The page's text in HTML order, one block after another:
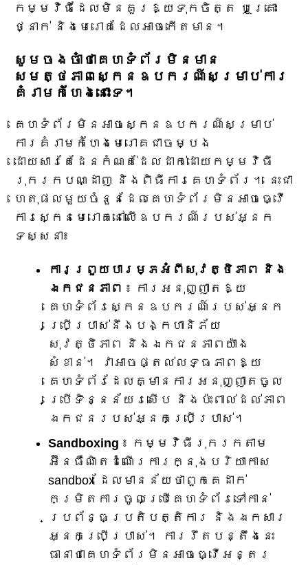
កម្មវិធីដែលមិនគួរឱ្យទុកចិត្ត ឬគ្រោះ
ថ្នាក់ និងមេរោគដែលអាចកើតមាន។
សូមចងចាំថាគេហទំព័រមិនមាន
សមត្ថភាពស្កេនឧបករណ៍សម្រាប់ការ
គំរាមកំហែងនោះទេ។
គេហទំព័រមិនអាចស្កេនឧបករណ៍សម្រាប់
ការគំរាមកំហែងមេរោគជាចម្បង
ដោយសារតែដែនកំណត់ដែលដាក់ដោយកម្មវិធី
រុករកបណ្ដាញ និងពិធីការគេហទំព័រ។ នេះជា
ហេតុផលមួយចំនួនដែលគេហទំព័រមិនអាចធ្វើ
ការស្កេនមេរោគនៅលើឧបករណ៍របស់អ្នក
ទស្សនា៖
ការព្រួយបារម្ភអំពីសុវត្ថិភាព និង
ឯកជនភាព ៖ ការអនុញ្ញាតឱ្យ
គេហទំព័រស្កេនឧបករណ៍របស់អ្នក
ប្រើប្រាស់នឹងបង្កហានិភ័យ
សុវត្ថិភាព និងឯកជនភាពយ៉ាង
សំខាន់។ វាអាចផ្តល់លទ្ធភាពឱ្យ
គេហទំព័រដែលគ្មានការអនុញ្ញាតចូល
ប្រើទិន្នន័យរសើប និងប៉ះពាល់ដល់ភាព
ឯកជនរបស់អ្នកប្រើប្រាស់។
Sandboxing ៖ កម្មវិធីរុករកតាម
អ៊ីនធឺណិតដំណើរការក្នុងបរិយាកាស
sandbox ដែលមានន័យថាពួកគេដាក់
កម្រិតការចូលប្រើគេហទំព័រទៅកាន់
ប្រព័ន្ធប្រតិបត្តិការ និងឯកសារ
អ្នកប្រើប្រាស់។ ការរឹតបន្តឹងនេះ
ធានាថាគេហទំព័រមិនអាចធ្វើអន្តរ